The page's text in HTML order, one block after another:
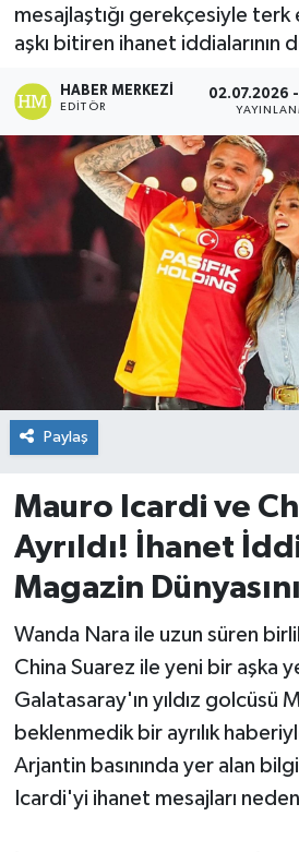
mesajlaştığı gerekçesiyle
aşkı bitiren ihanet iddialarının
HABER MERKEZI
EDITÖR
02.07.2026
Paylaş
Mauro Icardi ve
Ayrıldı! İhanet
Magazin
Wanda Nara ile uzun süren
China Suarez ile yeni bir aşka
Galatasaray'ın yıldız golcüsü
beklenmedik bir ayrılık
Arjantin basınında yer alan
Icardi'yi ihanet mesajları
Burhaniye
ÇEVRE
DÜNYA
Dursunbey
Edremit
EKONOMİ
Erdek
Gönen
Havran
İvrindi
KENT GÜNDEMİ
Kepsut
KÜLTÜR-SANAT
Son Dakika Haberleri
Haber Arşivi